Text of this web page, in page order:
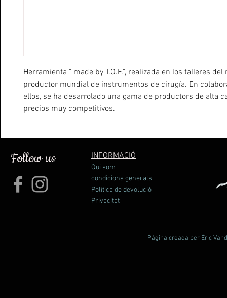
Herramienta " made by T.O.F.", realizada en los talleres del
productor mundial de instrumentos de cirugía. En
ellos, se ha desarrolado una gama de productors de alta
precios muy competitivos.
Follow us INFORMACIÓ
Qui som
condicions generals
Política de devolució
Privacitat
Pàgina creada per Èric